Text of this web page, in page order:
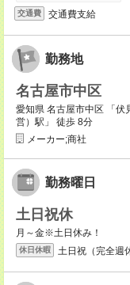
交通費 交通費支給
勤務地
名古屋市中区
愛知県 名古屋市中区 「伏
営）駅」 徒歩 8分
メーカー;商社
勤務曜日
土日祝休
月～金※土日休み！
休日休暇 土日祝（完全